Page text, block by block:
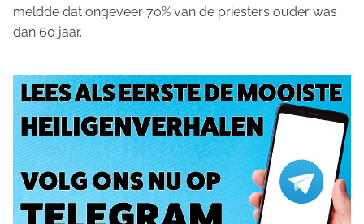
meldde dat ongeveer 70% van de priesters ouder was
dan 60 jaar.